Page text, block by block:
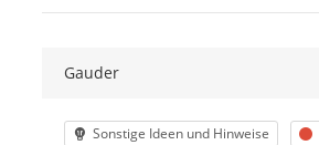
Gauder
Kategorie
Sonstige Ideen und Hinweise